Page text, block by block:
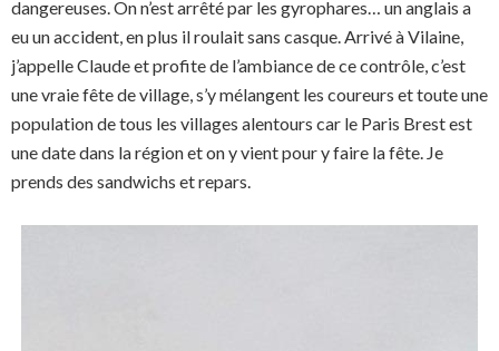
dangereuses. On n’est arrêté par les gyrophares… un anglais a
eu un accident, en plus il roulait sans casque. Arrivé à Vilaine,
j’appelle Claude et profite de l’ambiance de ce contrôle, c’est
une vraie fête de village, s’y mélangent les coureurs et toute une
population de tous les villages alentours car le Paris Brest est
une date dans la région et on y vient pour y faire la fête. Je
prends des sandwichs et repars.